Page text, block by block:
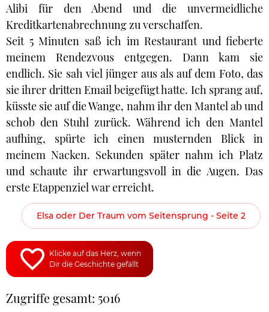
Alibi für den Abend und die unvermeidliche
Kreditkartenabrechnung zu verschaffen.
Seit 5 Minuten saß ich im Restaurant und fieberte
meinem Rendezvous entgegen. Dann kam sie
endlich. Sie sah viel jünger aus als auf dem Foto, das
sie ihrer dritten Email beigefügt hatte. Ich sprang auf,
küsste sie auf die Wange, nahm ihr den Mantel ab und
schob den Stuhl zurück. Während ich den Mantel
aufhing, spürte ich einen musternden Blick in
meinem Nacken. Sekunden später nahm ich Platz
und schaute ihr erwartungsvoll in die Augen. Das
erste Etappenziel war erreicht.
Elsa oder Der Traum vom Seitensprung - Seite 2
Klicke auf das Herz, wenn
Dir die Geschichte gefällt
Zugriffe gesamt: 5016